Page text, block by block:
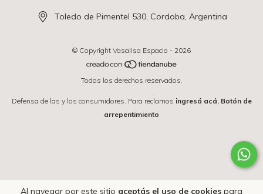
Al navegar por este sitio aceptás el uso de cookies para
Toledo de Pimentel 530, Cordoba, Argentina
© Copyright Vasalisa Espacio - 2026
Todos los derechos reservados.
Defensa de las y los consumidores. Para reclamos ingresá acá. Botón de
arrepentimiento